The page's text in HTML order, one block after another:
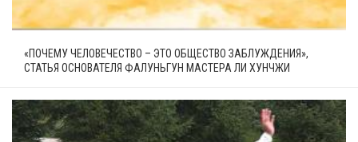
«ПОЧЕМУ ЧЕЛОВЕЧЕСТВО – ЭТО ОБЩЕСТВО ЗАБЛУЖДЕНИЯ»,
СТАТЬЯ ОСНОВАТЕЛЯ ФАЛУНЬГУН МАСТЕРА ЛИ ХУНЧЖИ